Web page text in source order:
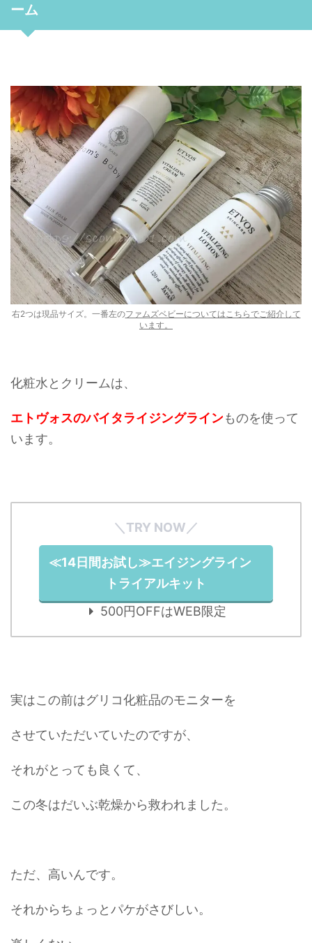
ーム
右2つは現品サイズ。一番左のファムズベビーについてはこちらでご紹介して
います。
化粧水とクリームは、
エトヴォスのバイタライジングラインものを使って
います。
＼TRY NOW／
≪14日間お試し≫エイジングライン
トライアルキット
500円OFFはWEB限定
実はこの前はグリコ化粧品のモニターを
させていただいていたのですが、
それがとっても良くて、
この冬はだいぶ乾燥から救われました。
ただ、高いんです。
それからちょっとパケがさびしい。